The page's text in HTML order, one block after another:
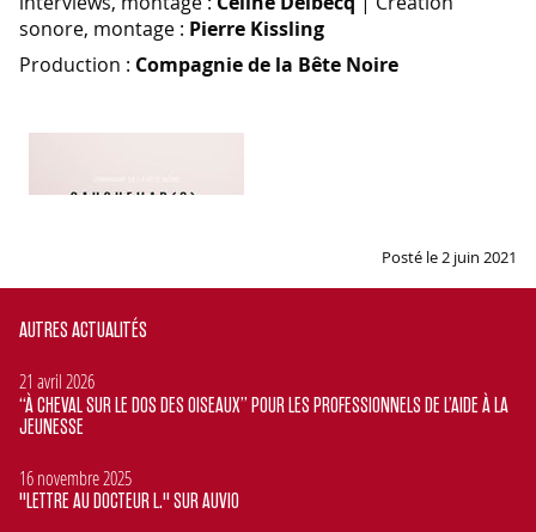
sonore, montage : Pierre Kissling
Production : Compagnie de la Bête Noire​
Posté le 2 juin 2021
AUTRES ACTUALITÉS
21 avril 2026
“À CHEVAL SUR LE DOS DES OISEAUX” POUR LES PROFESSIONNELS DE L’AIDE À LA
JEUNESSE
16 novembre 2025
"LETTRE AU DOCTEUR L." SUR AUVIO